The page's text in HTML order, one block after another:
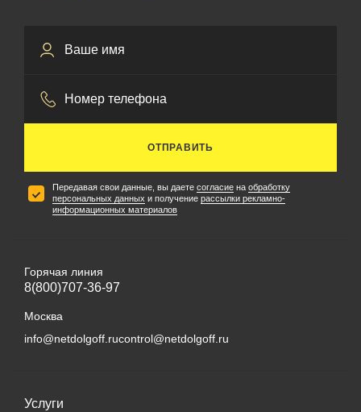
ОТПРАВИТЬ
Передавая свои данные, вы даете согласие на обработку
персональных данных и получение рассылки рекламно-
информационных материалов
Услуги
Горячая линия
8(800)707-36-97
Москва
info@netdolgoff.rucontrol@netdolgoff.ru